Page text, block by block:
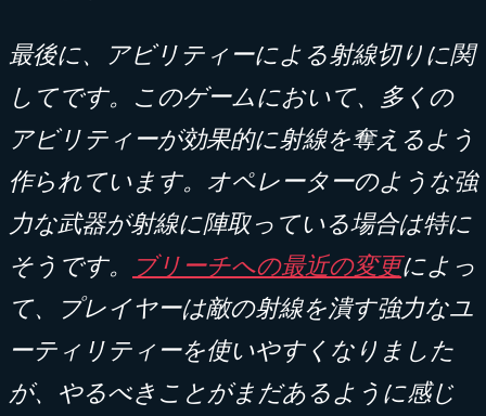
最後に、アビリティーによる射線切りに関
してです。このゲームにおいて、多くの
アビリティーが効果的に射線を奪えるよう
作られています。オペレーターのような強
力な武器が射線に陣取っている場合は特に
そうです。
ブリーチへの最近の変更によっ
て、プレイヤーは敵の射線を潰す強力なユ
ーティリティーを使いやすくなりました
が、やるべきことがまだあるように感じ